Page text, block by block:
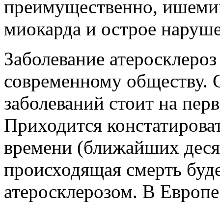
преимущественно,
миокарда и острое
Заболевание
современному обществу.
заболеваний стоит на
Приходится
времени (ближайших
происходящая смерть
атеросклерозом. В